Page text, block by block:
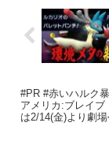
#PR #赤いハルク
アメリカ:ブレイブ
は2/14(金)より劇場